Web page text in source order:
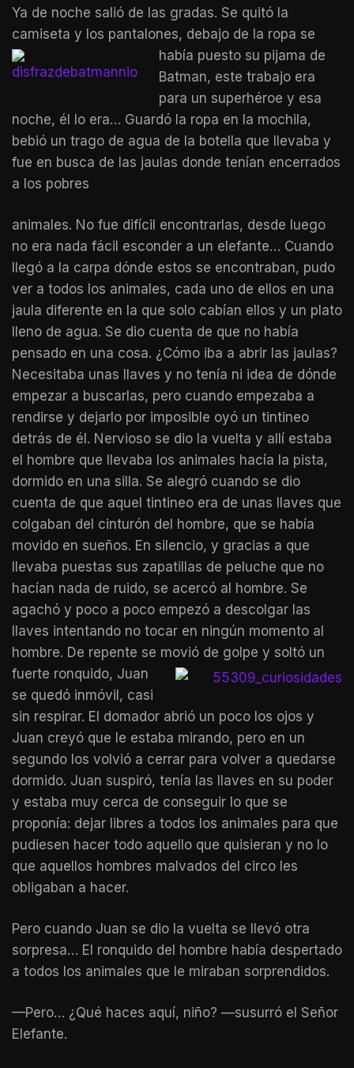
Ya de noche salió de las gradas. Se quitó la
camiseta y los pantalones, debajo de la ropa se
había puesto su pijama de
Batman, este trabajo era
para un superhéroe y esa
noche, él lo era… Guardó la ropa en la mochila,
bebió un trago de agua de la botella que llevaba y
fue en busca de las jaulas donde tenían encerrados
a los pobres
animales. No fue difícil encontrarlas, desde luego
no era nada fácil esconder a un elefante… Cuando
llegó a la carpa dónde estos se encontraban, pudo
ver a todos los animales, cada uno de ellos en una
jaula diferente en la que solo cabían ellos y un plato
lleno de agua. Se dio cuenta de que no había
pensado en una cosa. ¿Cómo iba a abrir las jaulas?
Necesitaba unas llaves y no tenía ni idea de dónde
empezar a buscarlas, pero cuando empezaba a
rendirse y dejarlo por imposible oyó un tintineo
detrás de él. Nervioso se dio la vuelta y allí estaba
el hombre que llevaba los animales hacía la pista,
dormido en una silla. Se alegró cuando se dio
cuenta de que aquel tintineo era de unas llaves que
colgaban del cinturón del hombre, que se había
movido en sueños. En silencio, y gracias a que
llevaba puestas sus zapatillas de peluche que no
hacían nada de ruido, se acercó al hombre. Se
agachó y poco a poco empezó a descolgar las
llaves intentando no tocar en ningún momento al
hombre. De repente se movió de golpe y soltó un
fuerte ronquido, Juan
se quedó inmóvil, casi
sin respirar. El domador abrió un poco los ojos y
Juan creyó que le estaba mirando, pero en un
segundo los volvió a cerrar para volver a quedarse
dormido. Juan suspiró, tenía las llaves en su poder
y estaba muy cerca de conseguir lo que se
proponía: dejar libres a todos los animales para que
pudiesen hacer todo aquello que quisieran y no lo
que aquellos hombres malvados del circo les
obligaban a hacer.
Pero cuando Juan se dio la vuelta se llevó otra
sorpresa… El ronquido del hombre había despertado
a todos los animales que le miraban sorprendidos.
—Pero… ¿Qué haces aquí, niño? —susurró el Señor
Elefante.